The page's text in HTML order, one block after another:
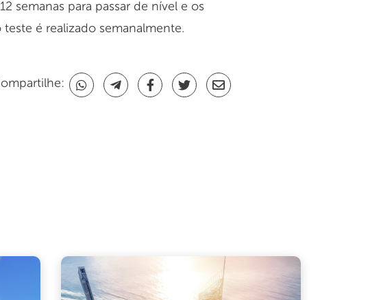
semanas para passar de nível e os
é realizado semanalmente.